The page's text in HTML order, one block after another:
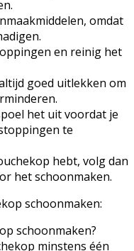
omdat
en reinig het
goed uitlekken om
het uit voordat je
te
hebt, volg dan
het schoonmaken.
schoonmaken:
schoonmaken?
minstens één